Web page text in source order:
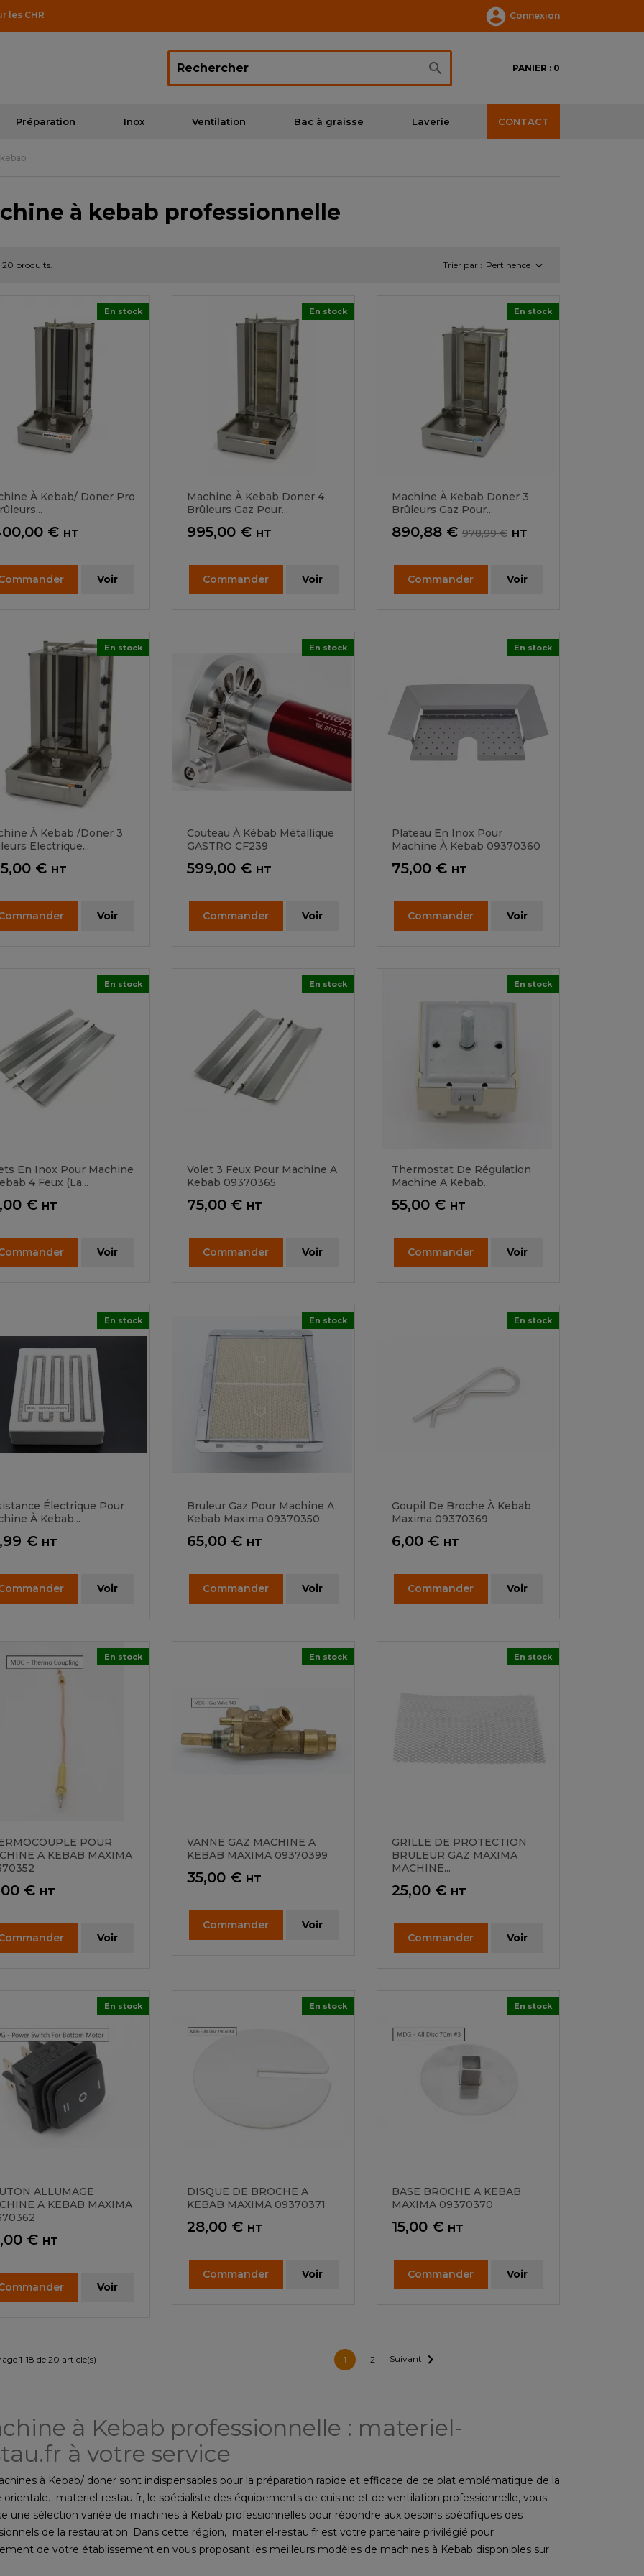
les CHR  Connexion
 PANIER : 0
Préparation Inox Ventilation Bac à graisse Laverie CONTACT
à kebab professionnelle
20 produits. Trier par : Pertinence 
À Kebab/ Doner Pro
€ HT
Voir
En stock
Machine À Kebab Doner 4
Brûleurs Gaz Pour...
Prix
995,00 € HT
Commander Voir
En stock
Machine À Kebab Doner 3
Brûleurs Gaz Pour...
Prix
890,88 €Prix
base
978,99 € HT
Commander Voir
En stock
À Kebab /doner 3
Electrique...
€ HT
Voir
En stock
Couteau À Kébab Métallique
GASTRO CF239
Prix
599,00 € HT
Commander Voir
En stock
Plateau En Inox Pour
Machine À Kebab 09370360
Prix
75,00 € HT
Commander Voir
En stock
En Inox Pour Machine
4 Feux (la...
€ HT
Voir
En stock
Volet 3 Feux Pour Machine A
Kebab 09370365
Prix
75,00 € HT
Commander Voir
En stock
Thermostat De Régulation
Machine A Kebab...
Prix
55,00 € HT
Commander Voir
En stock
Électrique Pour
À Kebab...
€ HT
Voir
En stock
Bruleur Gaz Pour Machine A
Kebab Maxima 09370350
Prix
65,00 € HT
Commander Voir
En stock
Goupil De Broche À Kebab
Maxima 09370369
Prix
6,00 € HT
Commander Voir
En stock
POUR
A KEBAB MAXIMA
€ HT
Voir
En stock
VANNE GAZ MACHINE A
KEBAB MAXIMA 09370399
Prix
35,00 € HT
Commander Voir
En stock
GRILLE DE PROTECTION
BRULEUR GAZ MAXIMA
MACHINE...
Prix
25,00 € HT
Commander Voir
En stock
ALLUMAGE
A KEBAB MAXIMA
€ HT
Voir
En stock
DISQUE DE BROCHE A
KEBAB MAXIMA 09370371
Prix
28,00 € HT
Commander Voir
En stock
BASE BROCHE A KEBAB
MAXIMA 09370370
Prix
15,00 € HT
Commander Voir
En stock
1-18 de 20 article(s) 1 2 Suivant 
à Kebab professionnelle : materiel-
à votre service
à Kebab/ doner sont indispensables pour la préparation rapide et efficace de ce plat emblématique de la
orientale. materiel-restau.fr, le spécialiste des équipements de cuisine et de ventilation professionnelle, vous
une sélection variée de machines à Kebab professionnelles pour répondre aux besoins spécifiques des
de la restauration. Dans cette région, materiel-restau.fr est votre partenaire privilégié pour
de votre établissement en vous proposant les meilleurs modèles de machines à Kebab disponibles sur